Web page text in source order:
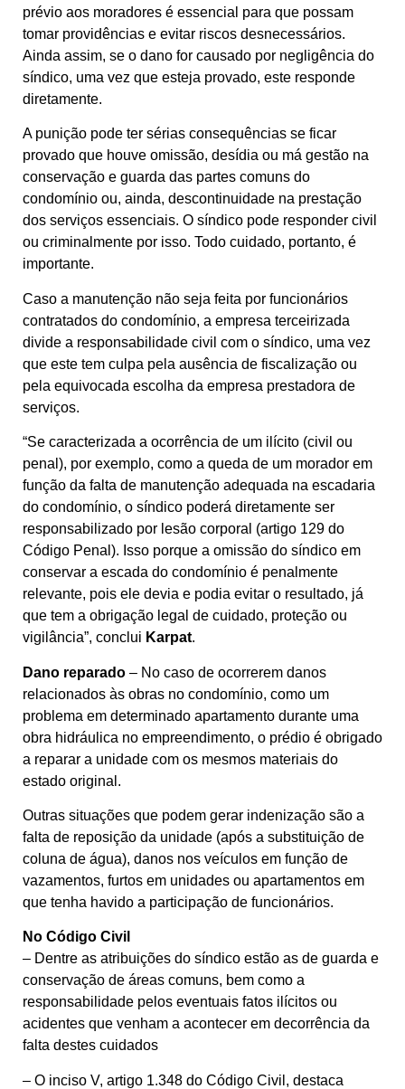
prévio aos moradores é essencial para que possam
tomar providências e evitar riscos desnecessários.
Ainda assim, se o dano for causado por negligência do
síndico, uma vez que esteja provado, este responde
diretamente.
A punição pode ter sérias consequências se ficar
provado que houve omissão, desídia ou má gestão na
conservação e guarda das partes comuns do
condomínio ou, ainda, descontinuidade na prestação
dos serviços essenciais. O síndico pode responder civil
ou criminalmente por isso. Todo cuidado, portanto, é
importante.
Caso a manutenção não seja feita por funcionários
contratados do condomínio, a empresa terceirizada
divide a responsabilidade civil com o síndico, uma vez
que este tem culpa pela ausência de fiscalização ou
pela equivocada escolha da empresa prestadora de
serviços.
“Se caracterizada a ocorrência de um ilícito (civil ou
penal), por exemplo, como a queda de um morador em
função da falta de manutenção adequada na escadaria
do condomínio, o síndico poderá diretamente ser
responsabilizado por lesão corporal (artigo 129 do
Código Penal). Isso porque a omissão do síndico em
conservar a escada do condomínio é penalmente
relevante, pois ele devia e podia evitar o resultado, já
que tem a obrigação legal de cuidado, proteção ou
vigilância”, conclui Karpat.
Dano reparado – No caso de ocorrerem danos
relacionados às obras no condomínio, como um
problema em determinado apartamento durante uma
obra hidráulica no empreendimento, o prédio é obrigado
a reparar a unidade com os mesmos materiais do
estado original.
Outras situações que podem gerar indenização são a
falta de reposição da unidade (após a substituição de
coluna de água), danos nos veículos em função de
vazamentos, furtos em unidades ou apartamentos em
que tenha havido a participação de funcionários.
No Código Civil
– Dentre as atribuições do síndico estão as de guarda e
conservação de áreas comuns, bem como a
responsabilidade pelos eventuais fatos ilícitos ou
acidentes que venham a acontecer em decorrência da
falta destes cuidados
– O inciso V, artigo 1.348 do Código Civil, destaca